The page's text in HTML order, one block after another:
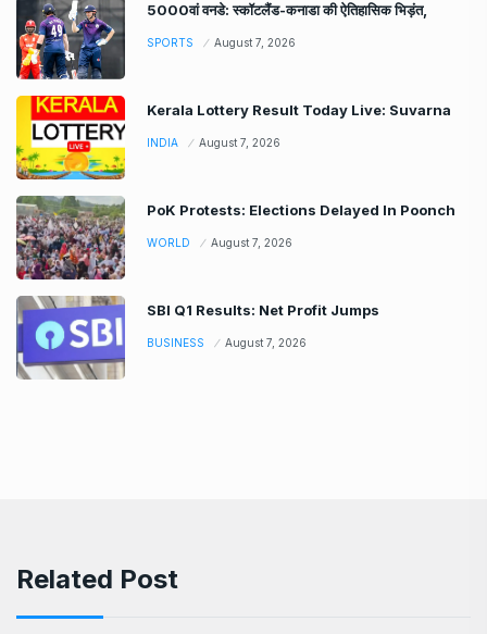
5000वां वनडे: स्कॉटलैंड-कनाडा की ऐतिहासिक भिड़ंत,
SPORTS August 7, 2026
Kerala Lottery Result Today Live: Suvarna
INDIA August 7, 2026
PoK Protests: Elections Delayed In Poonch
WORLD August 7, 2026
SBI Q1 Results: Net Profit Jumps
BUSINESS August 7, 2026
Related Post